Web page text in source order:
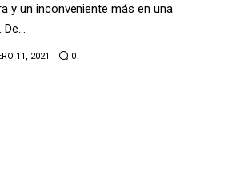
y un inconveniente más en una
De…
11, 2021 0